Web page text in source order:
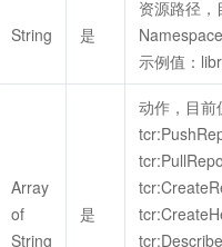
String 是
资源路径
Namespace
示例值：
Array
of
String
是
动作，目前